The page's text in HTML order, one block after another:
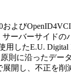
および
ーバーサイドの
用したE.U.
則に沿ったデー
開し、不正を削